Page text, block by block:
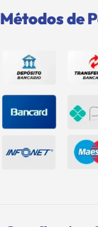
Métodos de